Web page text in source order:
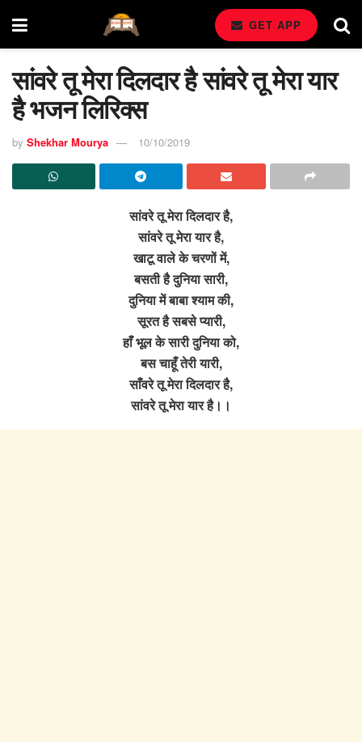
GET APP
सांवरे तू मेरा दिलदार है सांवरे तू मेरा यार
है भजन लिरिक्स
by Shekhar Mourya 10/10/2019
सांवरे तू मेरा दिलदार है,
सांवरे तू मेरा यार है,
खाटू वाले के चरणों में,
बसती है दुनिया सारी,
दुनिया में बाबा श्याम की,
सूरत है सबसे प्यारी,
हाँ भूल के सारी दुनिया को,
बस चाहूँ तेरी यारी,
साँवरे तू मेरा दिलदार है,
सांवरे तू मेरा यार है।।